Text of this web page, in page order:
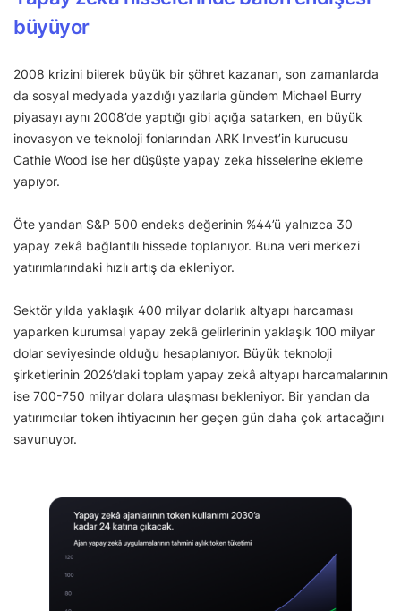
büyüyor
2008 krizini bilerek büyük bir şöhret kazanan, son zamanlarda
da sosyal medyada yazdığı yazılarla gündem Michael Burry
piyasayı aynı 2008’de yaptığı gibi açığa satarken, en büyük
inovasyon ve teknoloji fonlarından ARK Invest’in kurucusu
Cathie Wood ise her düşüşte yapay zeka hisselerine ekleme
yapıyor.
Öte yandan S&P 500 endeks değerinin %44’ü yalnızca 30
yapay zekâ bağlantılı hissede toplanıyor. Buna veri merkezi
yatırımlarındaki hızlı artış da ekleniyor.
Sektör yılda yaklaşık 400 milyar dolarlık altyapı harcaması
yaparken kurumsal yapay zekâ gelirlerinin yaklaşık 100 milyar
dolar seviyesinde olduğu hesaplanıyor. Büyük teknoloji
şirketlerinin 2026’daki toplam yapay zekâ altyapı harcamalarının
ise 700-750 milyar dolara ulaşması bekleniyor. Bir yandan da
yatırımcılar token ihtiyacının her geçen gün daha çok artacağını
savunuyor.